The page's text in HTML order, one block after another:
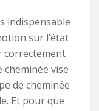
indispensable
sur l’état
correctement
cheminée vise
de cheminée
Et pour que